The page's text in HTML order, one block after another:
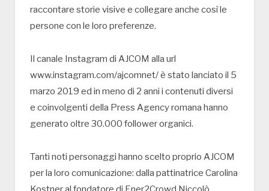
raccontare storie visive e collegare anche così le
persone con le loro preferenze.
Il canale Instagram di AJCOM alla url
www.instagram.com/ajcomnet/ è stato lanciato il 5
marzo 2019 ed in meno di 2 anni i contenuti diversi
e coinvolgenti della Press Agency romana hanno
generato oltre 30.000 follower organici.
Tanti noti personaggi hanno scelto proprio AJCOM
per la loro comunicazione: dalla pattinatrice Carolina